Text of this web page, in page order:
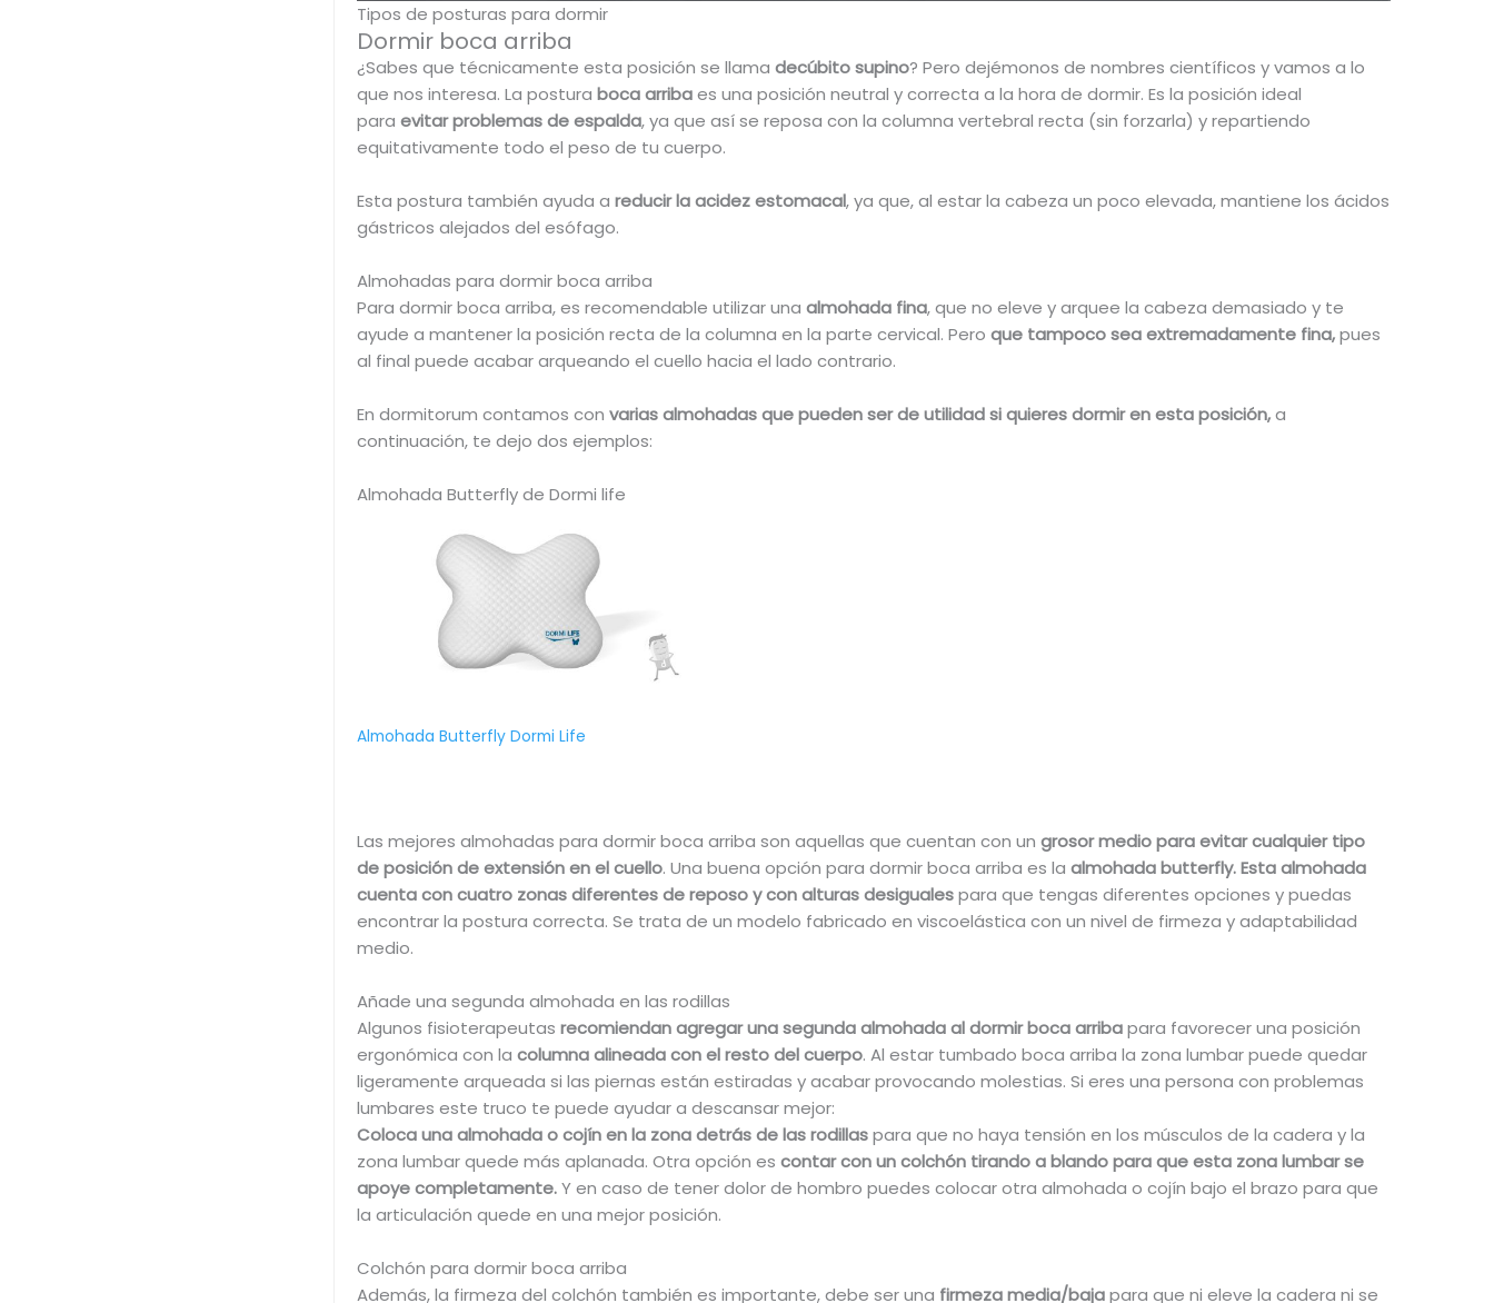
Tipos de posturas para dormir
Dormir boca arriba
¿Sabes que técnicamente esta posición se llama decúbito supino? Pero dejémonos de nombres científicos y vamos a lo
que nos interesa. La postura boca arribaes una posición neutral y correcta a la hora de dormir. Es la posición ideal
para evitar problemas de espalda, ya que así se reposa con la columna vertebral recta (sin forzarla) y repartiendo
equitativamente todo el peso de tu cuerpo.
Esta postura también ayuda a reducir la acidez estomacal, ya que, al estar la cabeza un poco elevada, mantiene los ácidos
gástricos alejados del esófago.
Almohadas para dormir boca arriba
Para dormir boca arriba, es recomendable utilizar una almohada fina, que no eleve y arquee la cabeza demasiado y te
ayude a mantener la posición recta de la columna en la parte cervical. Pero que tampoco sea extremadamente fina,pues
al final puede acabar arqueando el cuello hacia el lado contrario.
En dormitorum contamos con varias almohadas que pueden ser de utilidad si quieres dormir en esta posición,a
continuación, te dejo dos ejemplos:
Almohada Butterfly de Dormi life
Almohada Butterfly Dormi Life
Las mejores almohadas para dormir boca arriba son aquellas que cuentan con un grosor medio para evitar cualquier tipo
de posición de extensión en el cuello. Una buena opción para dormir boca arriba es la almohada butterfly. Esta almohada
cuenta con cuatro zonas diferentes de reposo y con alturas desigualespara que tengas diferentes opciones y puedas
encontrar la postura correcta. Se trata de un modelo fabricado en viscoelástica con un nivel de firmeza y adaptabilidad
medio.
Añade una segunda almohada en las rodillas
Algunos fisioterapeutas recomiendan agregar una segunda almohada al dormir boca arribapara favorecer una posición
ergonómica con la columna alineada con el resto del cuerpo. Al estar tumbado boca arriba la zona lumbar puede quedar
ligeramente arqueada si las piernas están estiradas y acabar provocando molestias. Si eres una persona con problemas
lumbares este truco te puede ayudar a descansar mejor:
Coloca una almohada o cojín en la zona detrás de las rodillaspara que no haya tensión en los músculos de la cadera y la
zona lumbar quede más aplanada. Otra opción es contar con un colchón tirando a blando para que esta zona lumbar se
apoye completamente.Y en caso de tener dolor de hombro puedes colocar otra almohada o cojín bajo el brazo para que
la articulación quede en una mejor posición.
Colchón para dormir boca arriba
Además, la firmeza del colchón también es importante, debe ser una firmeza media/bajapara que ni eleve la cadera ni se